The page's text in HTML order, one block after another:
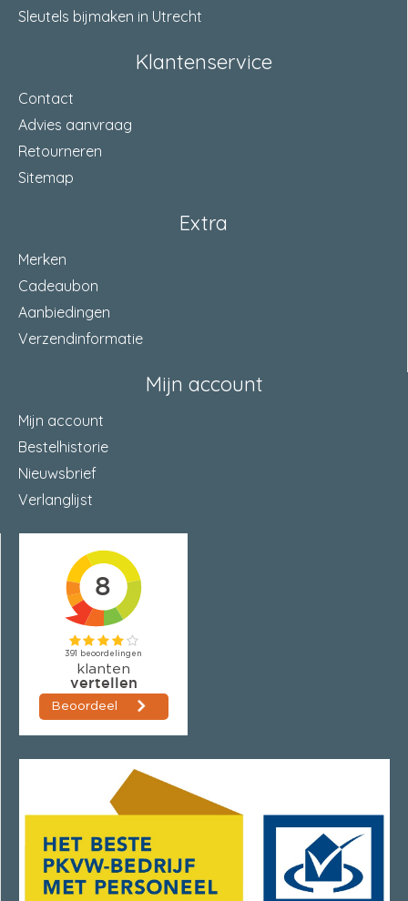
Sleutels bijmaken in Utrecht
Klantenservice
Contact
Advies aanvraag
Retourneren
Sitemap
Extra
Merken
Cadeaubon
Aanbiedingen
Verzendinformatie
Mijn account
Mijn account
Bestelhistorie
Nieuwsbrief
Verlanglijst